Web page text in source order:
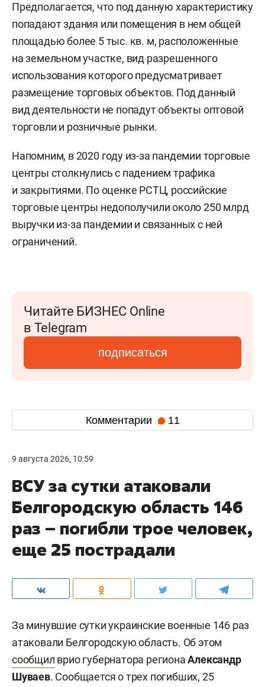
Предполагается, что под данную характеристику
попадают здания или помещения в нем общей
площадью более 5 тыс. кв. м, расположенные
на земельном участке, вид разрешенного
использования которого предусматривает
размещение торговых объектов. Под данный
вид деятельности не попадут объекты оптовой
торговли и розничные рынки.
Напомним, в 2020 году из-за пандемии торговые
центры столкнулись с падением трафика
и закрытиями. По оценке РСТЦ, российские
торговые центры недополучили около 250 млрд
выручки из-за пандемии и связанных с ней
ограничений.
Читайте БИЗНЕС Online
в Telegram
подписаться
Комментарии 11
9 августа 2026, 10:59
ВСУ за сутки атаковали
Белгородскую область 146
раз – погибли трое человек,
еще 25 пострадали
За минувшие сутки украинские военные 146 раз
атаковали Белгородскую область. Об этом
сообщил врио губернатора регионаАлександр
Шуваев. Сообщается о трех погибших, 25